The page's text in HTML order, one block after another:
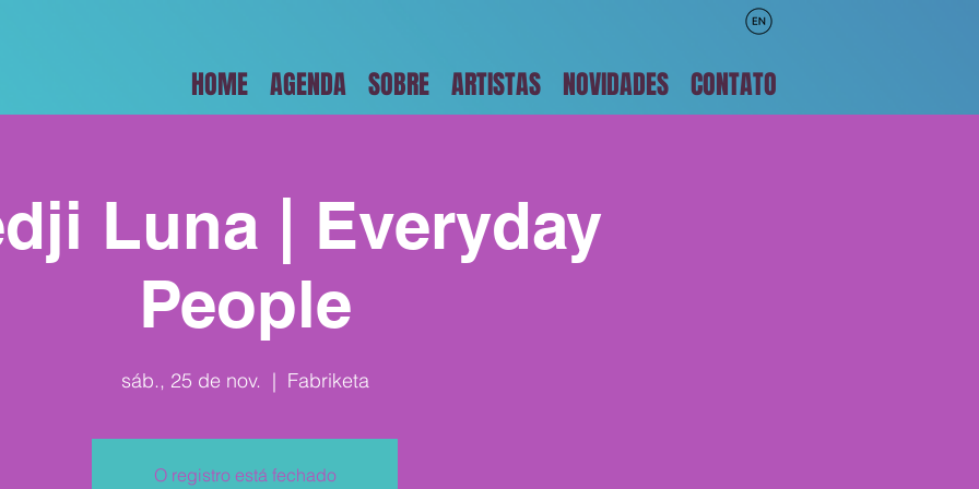
HOME AGENDA SOBRE ARTISTAS NOVIDADES CONTATO
Luna | Everyday
People
sáb., 25 de nov.
  |
Fabriketa
O registro está fechado